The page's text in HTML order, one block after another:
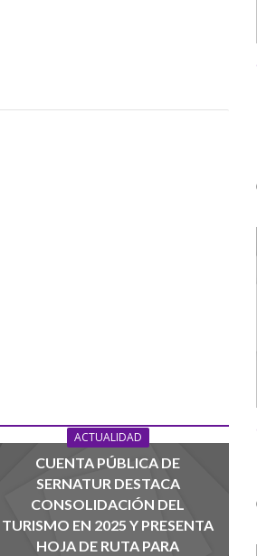
ACTUALIDAD
CUENTA PÚBLICA DE
SERNATUR DESTACA
CONSOLIDACIÓN DEL
TURISMO EN 2025 Y PRESENTA
HOJA DE RUTA PARA